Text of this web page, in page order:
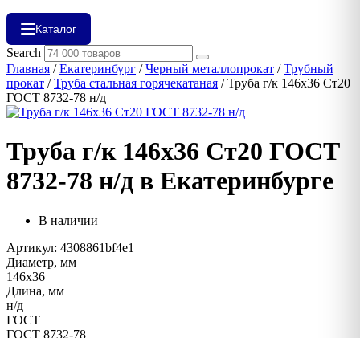
Каталог
Search
Главная /Екатеринбург /Черный металлопрокат /Трубный
прокат /Труба стальная горячекатаная / Труба г/к 146х36 Ст20
ГОСТ 8732-78 н/д
Труба г/к 146х36 Ст20 ГОСТ
8732-78 н/д в Екатеринбурге
В наличии
Артикул: 4308861bf4e1
Диаметр, мм
146х36
Длина, мм
н/д
ГОСТ
ГОСТ 8732-78